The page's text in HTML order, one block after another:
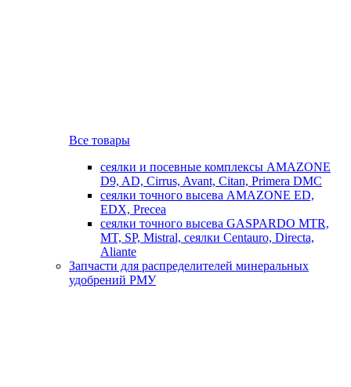
Все товары
сеялки и посевные комплексы AMAZONE
D9, AD, Cirrus, Avant, Citan, Primera DMC
сеялки точного высева AMAZONE ED,
EDX, Precea
сеялки точного высева GASPARDO MTR,
MT, SP, Mistral, сеялки Centauro, Directa,
Aliante
Запчасти для распределителей минеральных
удобрений РМУ